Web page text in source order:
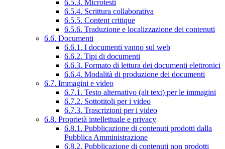
6.5.3. Microtesti
6.5.4. Scrittura collaborativa
6.5.5. Content critique
6.5.6. Traduzione e localizzazione dei contenuti
6.6. Documenti
6.6.1. I documenti vanno sul web
6.6.2. Tipi di documenti
6.6.3. Formato di lettura dei documenti elettronici
6.6.4. Modalità di produzione dei documenti
6.7. Immagini e video
6.7.1. Testo alternativo (alt text) per le immagini
6.7.2. Sottotitoli per i video
6.7.3. Trascrizioni per i video
6.8. Proprietà intellettuale e privacy
6.8.1. Pubblicazione di contenuti prodotti dalla
Pubblica Amministrazione
6.8.2. Pubblicazione di contenuti non prodotti